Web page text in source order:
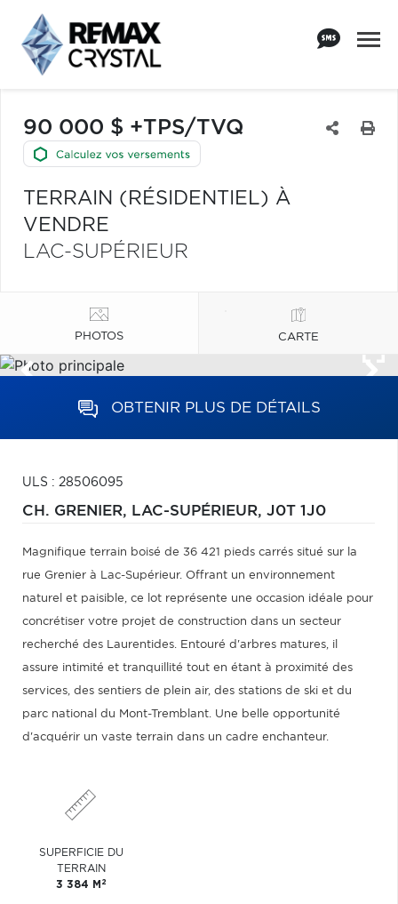
90 000 $ +TPS/TVQ
TERRAIN (RÉSIDENTIEL) À
VENDRE
LAC-SUPÉRIEUR
PHOTOS CARTE
OBTENIR PLUS DE DÉTAILS
ULS : 28506095
CH. GRENIER, LAC-SUPÉRIEUR, J0T 1J0
Magnifique terrain boisé de 36 421 pieds carrés situé sur la
rue Grenier à Lac-Supérieur. Offrant un environnement
naturel et paisible, ce lot représente une occasion idéale pour
concrétiser votre projet de construction dans un secteur
recherché des Laurentides. Entouré d'arbres matures, il
assure intimité et tranquillité tout en étant à proximité des
services, des sentiers de plein air, des stations de ski et du
parc national du Mont-Tremblant. Une belle opportunité
d'acquérir un vaste terrain dans un cadre enchanteur.
SUPERFICIE DU
TERRAIN
3 384 M 2